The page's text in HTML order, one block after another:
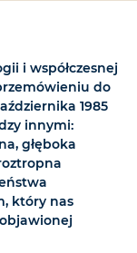
i współczesnej
do
1985
innymi:
głęboka
który nas